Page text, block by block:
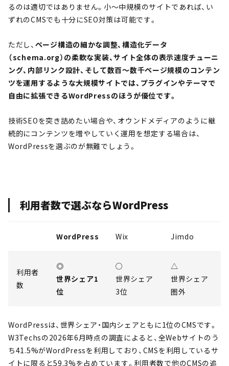
るのは適切ではありません。小〜中規模のサイトであれば、い
ずれのCMSでも十分にSEO対策は可能です。
ただし、 ページ構造の細かな調整、構造化データ
（schema.org）の柔軟な実装、サイト全体の表示速度チューニ
ング、内部リンク設計、そして数百〜数千ページ規模のコンテン
ツを運用するような大規模サイトでは、プラグインやテーマで
自由に拡張できるWordPressのほうが優位です。
技術SEOを突き詰めたい場合や、オウンドメディアのように継
続的にコンテンツを増やしていく運用を想定する場合は、
WordPressを選ぶのが無難でしょう。
利用者数で選ぶならWordPress
WordPress Wix Jimdo
利用者
数
◎
世界シェア1
位
○
世界シェア
3位
△
世界シェア
圏外
WordPressは、世界シェア・国内シェアともに1位のCMSです。
W3Techsの2026年6月時点の調査によると、全Webサイトのう
ち41.5%がWordPressを利用しており、CMSを利用しているサ
イトに限ると59.3%を占めています。利用者数で他のCMSの追